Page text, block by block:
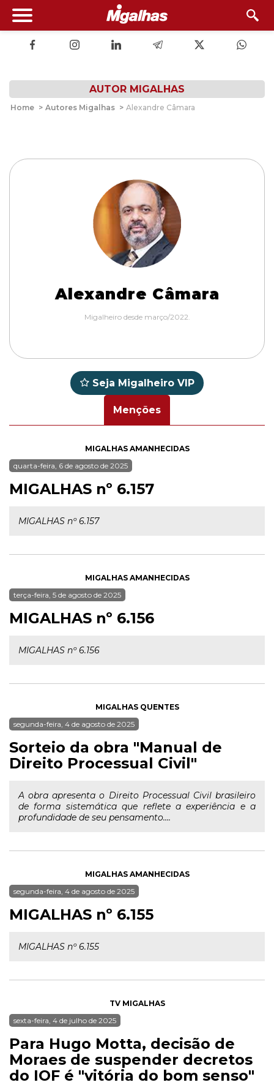
AUTOR MIGALHAS
Home > Autores Migalhas > Alexandre Câmara
Alexandre Câmara
Migalheiro desde março/2022.
Seja Migalheiro VIP
Menções
MIGALHAS AMANHECIDAS
quarta-feira, 6 de agosto de 2025
MIGALHAS nº 6.157
MIGALHAS nº 6.157
MIGALHAS AMANHECIDAS
terça-feira, 5 de agosto de 2025
MIGALHAS nº 6.156
MIGALHAS nº 6.156
MIGALHAS QUENTES
segunda-feira, 4 de agosto de 2025
Sorteio da obra "Manual de
Direito Processual Civil"
A obra apresenta o Direito Processual Civil brasileiro
de forma sistemática que reflete a experiência e a
profundidade de seu pensamento....
MIGALHAS AMANHECIDAS
segunda-feira, 4 de agosto de 2025
MIGALHAS nº 6.155
MIGALHAS nº 6.155
TV MIGALHAS
sexta-feira, 4 de julho de 2025
Para Hugo Motta, decisão de
Moraes de suspender decretos
do IOF é "vitória do bom senso"